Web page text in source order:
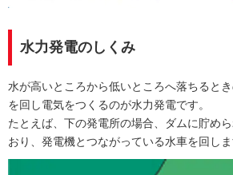
水力発電のしくみ
水が高いところから低いところへ落ちると
を回し電気をつくるのが水力発電です。
たとえば、下の発電所の場合、ダムに貯め
おり、発電機とつながっている水車を回しま